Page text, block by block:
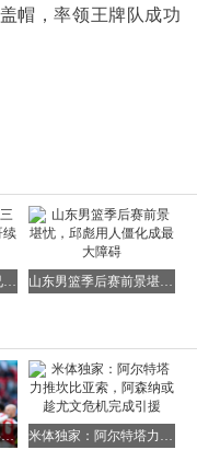
帽，率领王牌队成功
NBA历史新篇章！三兄弟同队共战，字母哥续约风波再起 山东男篮季后赛前景堪忧，邱彪用人僵化成最大障碍
阿森纳四度晋级欧冠半决赛，回顾历史荣耀时刻 米体独家：阿尔特塔力推坎比亚索，阿森纳或趁尤文危机完成引援